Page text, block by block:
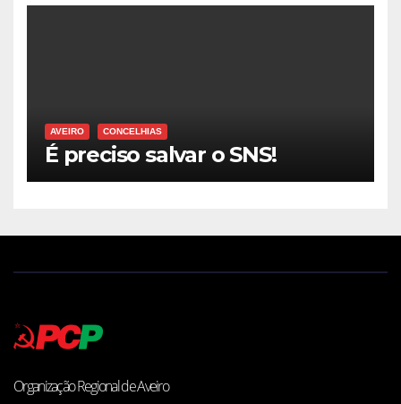
AVEIRO CONCELHIAS
É preciso salvar o SNS!
Organização Regional de Aveiro